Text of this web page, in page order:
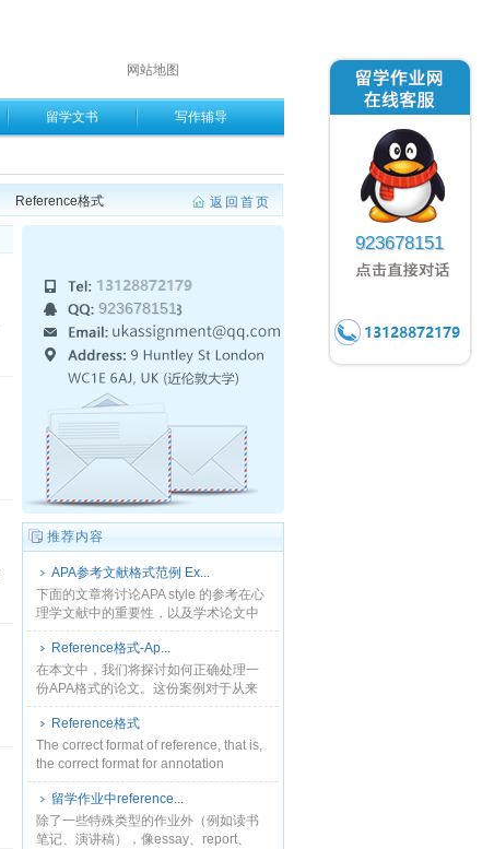
网站地图
留学文书 写作辅导
Reference格式 返回首页
923678151
推荐内容
APA参考文献格式范例 Ex...
下面的文章将讨论APA style 的参考在心
理学文献中的重要性，以及学术论文中
的一致性。除此之外，这篇文章可以作
为一个基本的指导，让学生正确引用和
引用一篇文章......
Reference格式-Ap...
在本文中，我们将探讨如何正确处理一
份APA格式的论文。这份案例对于从来
没有任何接触过APA格式的心理学学生
来说是非常有有用的，对于高年级学生
来说，本文可以作为A......
Reference格式
The correct format of reference, that is,
the correct format for annotation
when......
留学作业中reference...
除了一些特殊类型的作业外（例如读书
笔记、演讲稿），像essay、report、
923678151